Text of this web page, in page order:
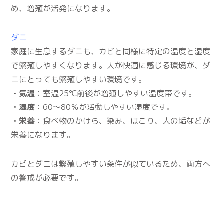
め、増殖が活発になります。
ダニ
家庭に生息するダニも、カビと同様に特定の温度と湿度
で繁殖しやすくなります。人が快適に感じる環境が、ダ
ニにとっても繁殖しやすい環境です。
・気温 ：室温25℃前後が増殖しやすい温度帯です。
・湿度 ：60～80％が活動しやすい湿度です。
・栄養 ：食べ物のかけら、染み、ほこり、人の垢などが
栄養になります。
カビとダニは繁殖しやすい条件が似ているため、両方へ
の警戒が必要です。